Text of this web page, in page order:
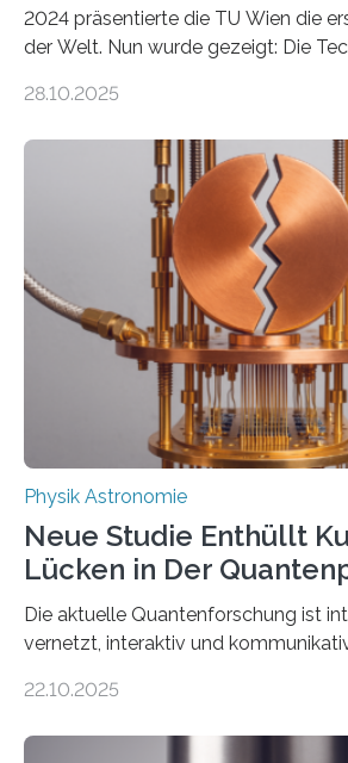
2024 präsentierte die TU Wien die
der Welt. Nun wurde gezeigt: Die
fundamentalen Physik nachzugehen.
Messungen verwenden. Das hatte
vermutet, weltweit war nach den
Atomkern-Zuständen gesucht
einem Team der TU Wien mit
internationaler Partner der
Der lange diskutierte Thorium-
gefunden. Kurz darauf konnte man
Thorium tatsächlich nutzen lässt, um
28.10.2025
Physik Astronomie
Neue Studie Enthüllt
Lücken in Der
Die aktuelle Quantenforschung ist
vernetzt, interaktiv und
oft von Autor*innen, die eng
22.10.2025